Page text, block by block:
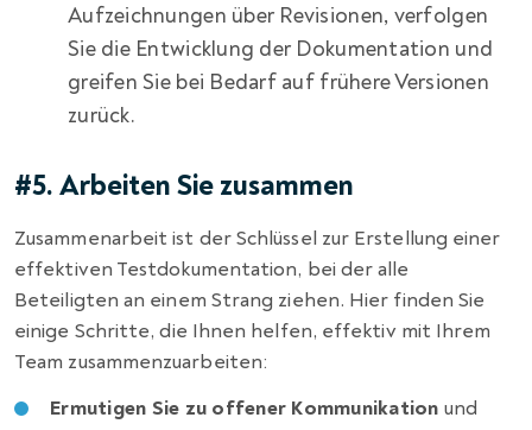
Aufzeichnungen über Revisionen, verfolgen
Sie die Entwicklung der Dokumentation und
greifen Sie bei Bedarf auf frühere Versionen
zurück.
#5. Arbeiten Sie zusammen
Zusammenarbeit ist der Schlüssel zur Erstellung einer
effektiven Testdokumentation, bei der alle
Beteiligten an einem Strang ziehen. Hier finden Sie
einige Schritte, die Ihnen helfen, effektiv mit Ihrem
Team zusammenzuarbeiten:
Ermutigen Sie zu offener Kommunikation und